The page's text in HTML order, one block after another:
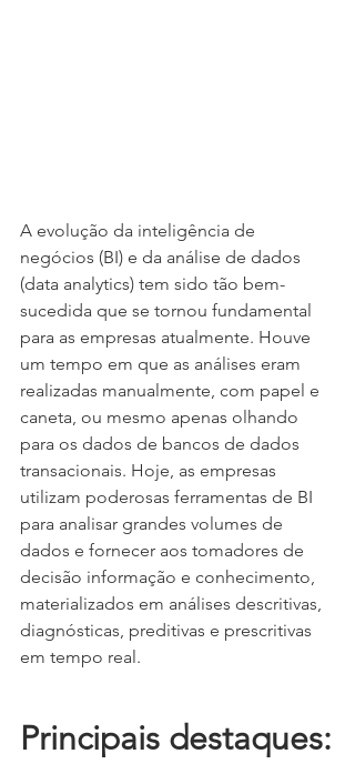
A evolução da inteligência de
negócios (BI) e da análise de dados
(data analytics) tem sido tão bem-
sucedida que se tornou fundamental
para as empresas atualmente. Houve
um tempo em que as análises eram
realizadas manualmente, com papel e
caneta, ou mesmo apenas olhando
para os dados de bancos de dados
transacionais. Hoje, as empresas
utilizam poderosas ferramentas de BI
para analisar grandes volumes de
dados e fornecer aos tomadores de
decisão informação e conhecimento,
materializados em análises descritivas,
diagnósticas, preditivas e prescritivas
em tempo real.
Principais destaques: